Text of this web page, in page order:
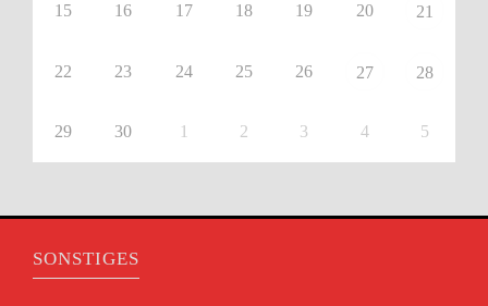
15 16 17 18 19 20 21
22 23 24 25 26 27 28
29 30 1 2 3 4 5
SONSTIGES